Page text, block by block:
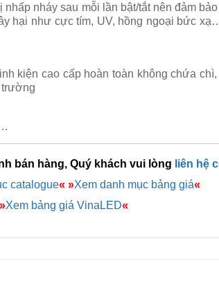
nháy sau mỗi lần bật/tắt nên đảm
hại như cực tím, UV, hồng ngoại bức
kiện cao cấp hoàn toàn không chứa
trường
bán hàng, Quý khách vui lòng liên hệ
catalogue« »Xem danh mục bảng giá«
»Xem bảng giá VinaLED«